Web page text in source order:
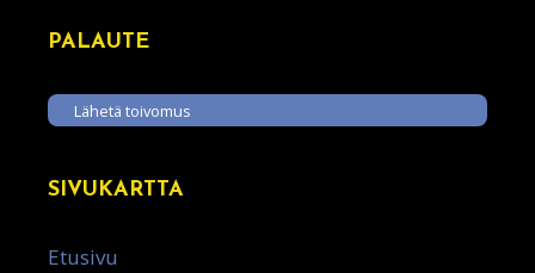
PALAUTE
Lähetä toivomus
SIVUKARTTA
Etusivu